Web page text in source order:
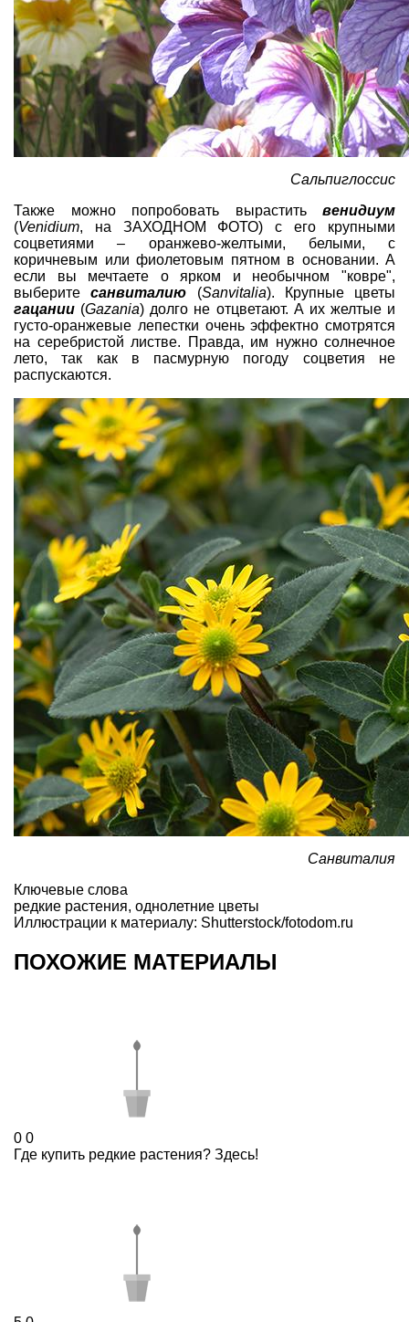
Сальпиглоссис
Также можно попробовать вырастить венидиум
(Venidium, на ЗАХОДНОМ ФОТО) с его крупными
соцветиями – оранжево-желтыми, белыми, с
коричневым или фиолетовым пятном в основании. А
если вы мечтаете о ярком и необычном "ковре",
выберитесанвиталию (Sanvitalia). Крупные цветы
гацании (Gazania) долго не отцветают. А их желтые и
густо-оранжевые лепестки очень эффектно смотрятся
на серебристой листве. Правда, им нужно солнечное
лето, так как в пасмурную погоду соцветия не
распускаются.
Санвиталия
Ключевые слова
редкие растения, однолетние цветы
Иллюстрации к материалу: Shutterstock/fotodom.ru
ПОХОЖИЕ МАТЕРИАЛЫ
0 0
Где купить редкие растения? Здесь!